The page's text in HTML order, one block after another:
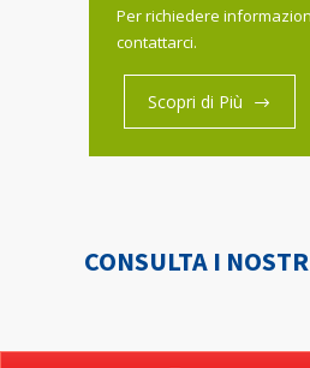
Per richiedere
contattarci.
Scopri di Più
CONSULTA I